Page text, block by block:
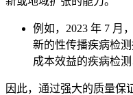
例如，2023 年 7 月
新的性传播疾病检
成本效益的疾病检
因此，通过强大的质量保